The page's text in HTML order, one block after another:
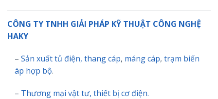
CÔNG TY TNHH GIẢI PHÁP KỸ THUẬT CÔNG NGHỆ
HAKY
– Sản xuất tủ điện, thang cáp, máng cáp, trạm biến
áp hợp bộ.
– Thương mại vật tư, thiết bị cơ điện.